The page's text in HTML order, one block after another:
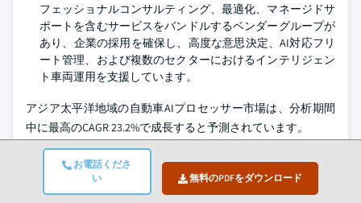
お電話くださ
い
無料のPDFをダウンロード
フェッショナルコンサルティング、最適化、マネージドサ
ポートを含むサービスをバンドルするベンダーグループが
あり、企業の採用を確保し、高度な意思決定、AI対応フリ
ート管理、および複数のセクターにおけるインテリジェン
ト車両運用を支援しています。
アジア太平洋地域の自動車AIプロセッサー市場は、分析期間
中に最高のCAGR 23.2%で成長すると予測されています。
アジア太平洋地域は、接続型車両、EV、自律運転プログラ
ムの急速な成長と車両システムにおけるAI/MLの利用によ
り、世界で最も成長が速い地域です。OEMおよびTier-1サプ